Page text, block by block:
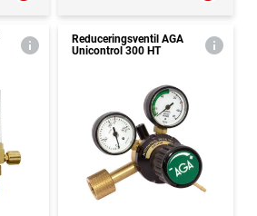
Reduceringsventil AGA
Unicontrol 300 HT